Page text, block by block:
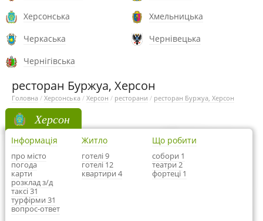
Херсонська
Хмельницька
Черкаська
Чернівецька
Чернігівська
ресторан Буржуа, Херсон
Головна / Херсонська / Херсон / ресторани / ресторан Буржуа, Херсон
Херсон
Інформація
про місто
погода
карти
розклад з/д
таксі 31
турфірми 31
вопрос-ответ
Житло
готелі 9
готелі 12
квартири 4
Що робити
собори 1
театри 2
фортеці 1